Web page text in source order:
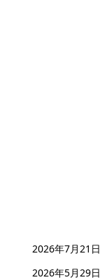
2026年7月21日
2026年5月29日